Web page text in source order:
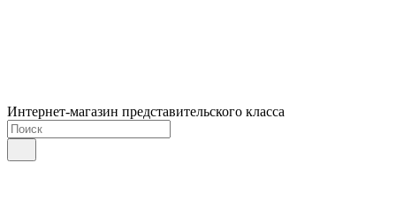
Интернет-магазин представительского класса